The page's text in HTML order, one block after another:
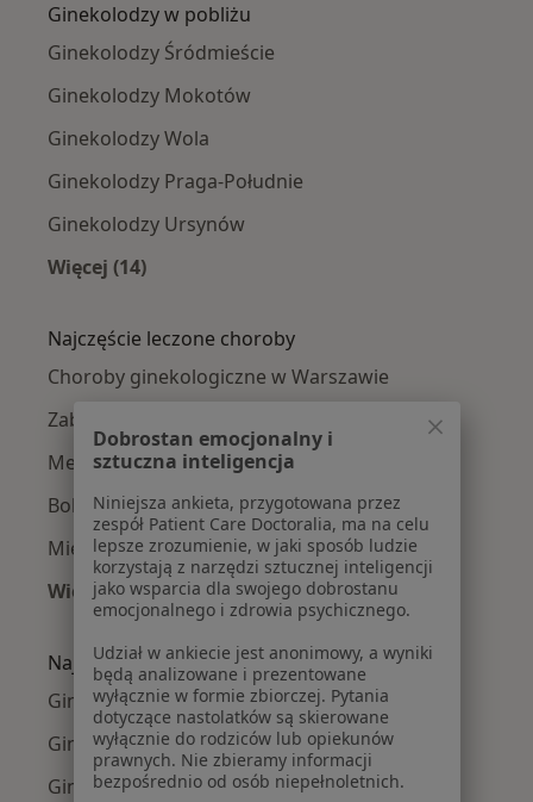
Ginekolodzy w pobliżu
Ginekolodzy Śródmieście
Ginekolodzy Mokotów
Ginekolodzy Wola
Ginekolodzy Praga-Południe
Ginekolodzy Ursynów
Więcej (14)
Najczęście leczone choroby
Choroby ginekologiczne w Warszawie
Zaburzenia miesiączkowania w Warszawie
Menopauza w Warszawie
Bolesne miesiączkowanie w Warszawie
Mięśniaki macicy w Warszawie
Więcej (15)
Więcej w kategorii: Najczęście leczone
Najpopularniejsze ubezpieczenia
Ginekolodzy z Medicover w Warszawie
Ginekolodzy z Allianz w Warszawie
Ginekolodzy z INTER Polska w Warszawie
Dobrostan emocjonalny i
sztuczna inteligencja
Niniejsza ankieta, przygotowana przez
zespół Patient Care Doctoralia, ma na celu
lepsze zrozumienie, w jaki sposób ludzie
korzystają z narzędzi sztucznej inteligencji
jako wsparcia dla swojego dobrostanu
emocjonalnego i zdrowia psychicznego.
Udział w ankiecie jest anonimowy, a wyniki
będą analizowane i prezentowane
wyłącznie w formie zbiorczej. Pytania
dotyczące nastolatków są skierowane
wyłącznie do rodziców lub opiekunów
prawnych. Nie zbieramy informacji
bezpośrednio od osób niepełnoletnich.